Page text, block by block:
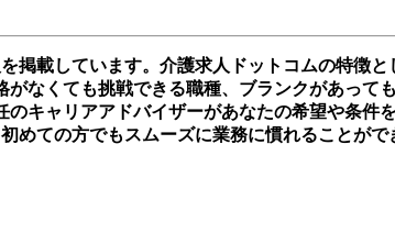
掲載しています。介護求人ドットコムの特徴
なくても挑戦できる職種、ブランクがあって
キャリアアドバイザーがあなたの希望や条件
めての方でもスムーズに業務に慣れることがで